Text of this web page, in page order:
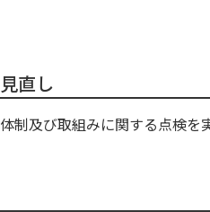
直し
制及び取組みに関する点検を